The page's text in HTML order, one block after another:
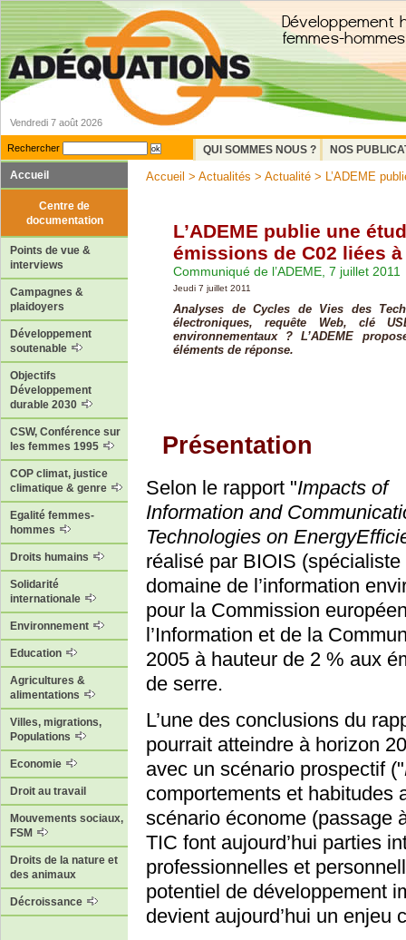
Vendredi 7 août 2026
Rechercher QUI SOMMES NOUS ?
NOS
Accueil
Centre de
documentation
Points de vue &
interviews
Campagnes &
plaidoyers
Développement
soutenable
Objectifs
Développement
durable 2030
CSW, Conférence sur
les femmes 1995
COP climat, justice
climatique & genre
Egalité femmes-
hommes
Droits humains
Solidarité
internationale
Environnement
Education
Agricultures &
alimentations
Villes, migrations,
Populations
Economie
Droit au travail
Mouvements sociaux,
FSM
Droits de la nature et
des animaux
Décroissance
Accueil > Actualités > Actualité > L’ADEME
L’ADEME publie une
émissions de C02 liées
Communiqué de l’ADEME, 7 juillet 2011
Jeudi 7 juillet 2011
Analyses de Cycles de Vies des
électroniques, requête Web, clé
environnementaux ? L’ADEME
éléments de réponse.
Présentation
Selon le rapport "Impacts of
Information and
Technologies on
réalisé par BIOIS
domaine de l’information
pour la Commission
l’Information et de la
2005 à hauteur de 2 % aux
de serre.
L’une des conclusions du
pourrait atteindre à horizon
avec un scénario prospectif ("
comportements et habitudes
scénario économe (passage
TIC font aujourd’hui parties
professionnelles et
potentiel de développement
devient aujourd’hui un enjeu